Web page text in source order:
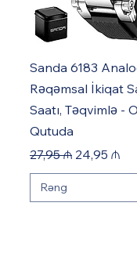
Sanda 6183
Rəqəmsal İkiqat
Saatı, Təqvimlə -
Qutuda
Regular Price
27,95 ₼ Sale Price
24,95 ₼
Rəng